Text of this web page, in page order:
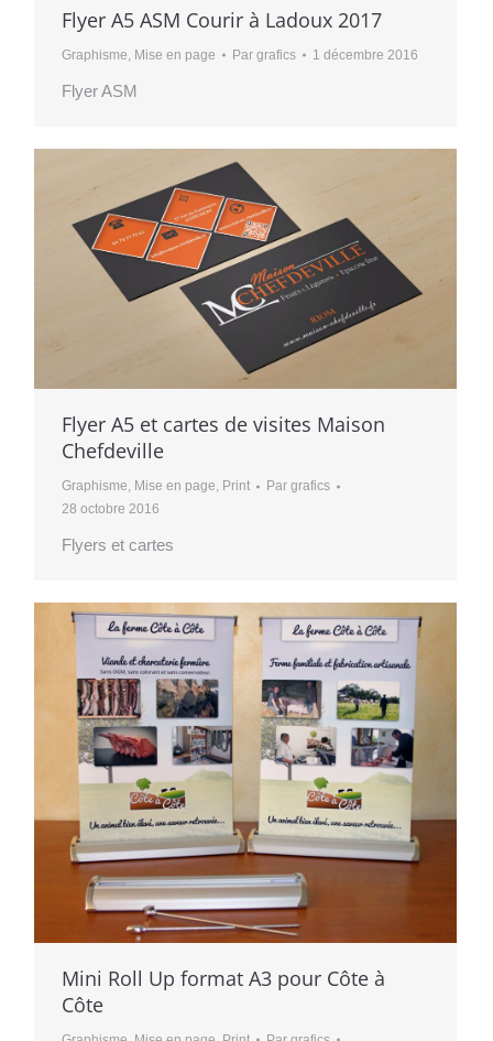
Flyer A5 ASM Courir à Ladoux 2017
Graphisme Mise en page Pargrafics 1 décembre 2016
Flyer ASM
Flyer A5 et cartes de visites Maison
Chefdeville
Graphisme, Mise en page, Print Pargrafics
28 octobre 2016
Flyers et cartes
Mini Roll Up format A3 pour Côte à
Côte